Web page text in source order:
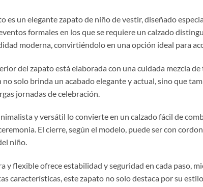
es un elegante zapato de niño de vestir, diseñado
formales en los que se requiere un calzado
moderna, convirtiéndolo en una opción ideal para
del zapato está elaborada con una cuidada mezcla
solo brinda un acabado elegante y actual, sino que
jornadas de celebración.
y versátil lo convierte en un calzado fácil de
El cierre, según el modelo, puede ser con
niño.
y flexible ofrece estabilidad y seguridad en cada paso,
características, este zapato no solo destaca por su